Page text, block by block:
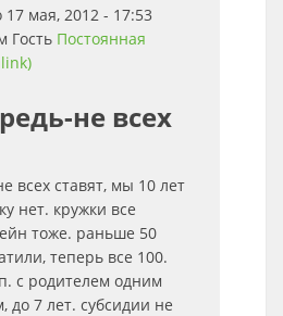
мая, 2012 - 17:53
Гость Постоянная
не всех
всех ставят, мы 10 лет
нет. кружки все
тоже. раньше 50
теперь все 100.
с родителем одним
до 7 лет. субсидии не